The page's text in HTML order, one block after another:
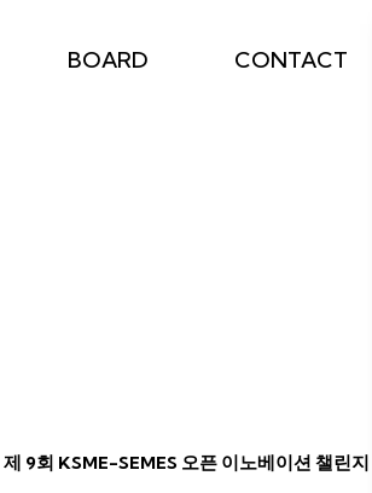
BOARD CONTACT
제 9회 KSME-SEMES 오픈 이노베이션 챌린지